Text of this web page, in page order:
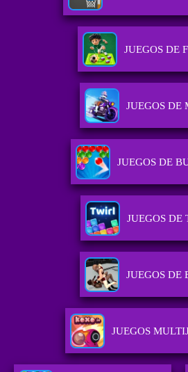
JUEGOS DE
JUEGOS DE
JUEGOS DE
JUEGOS DE
JUEGOS DE
JUEGOS